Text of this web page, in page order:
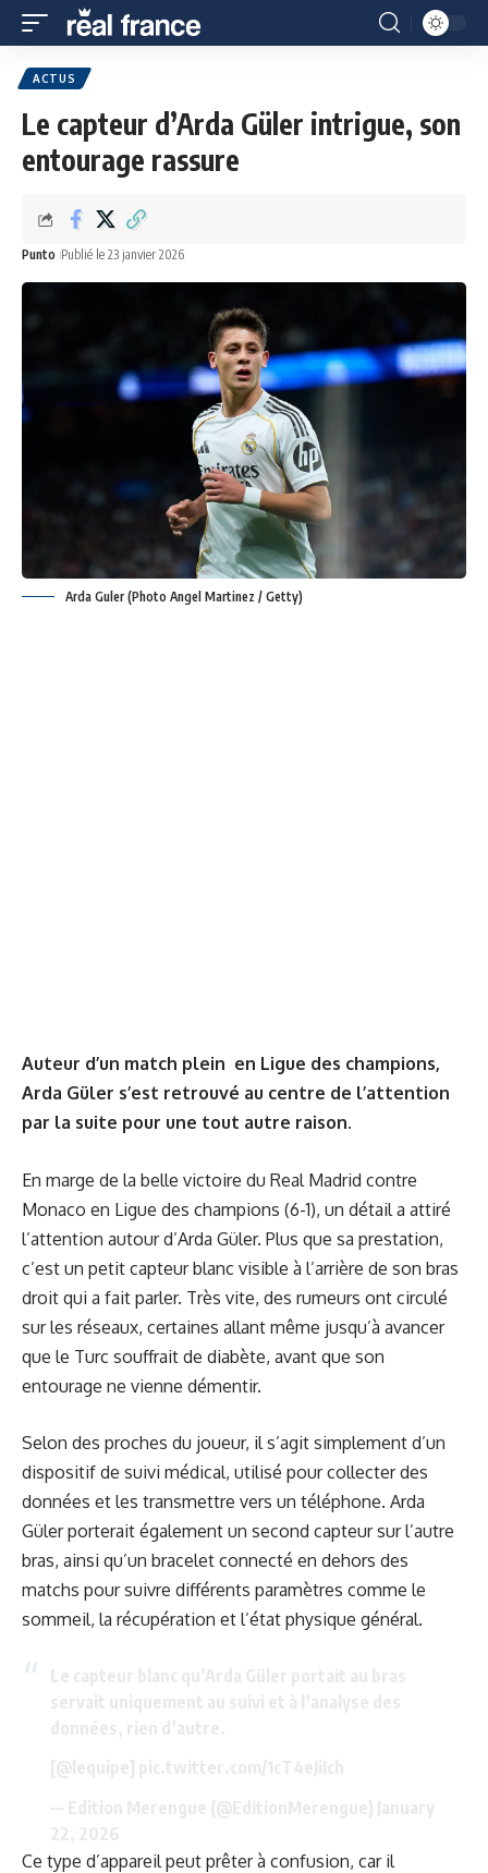
ACTUS
Le capteur d’Arda Güler intrigue, son
entourage rassure
Punto Publié le 23 janvier 2026
Arda Guler (Photo Angel Martinez / Getty)
Auteur d’un match plein en Ligue des champions,
Arda Güler s’est retrouvé au centre de l’attention
par la suite pour une tout autre raison.
En marge de la belle victoire du Real Madrid contre
Monaco en Ligue des champions (6-1), un détail a attiré
l’attention autour d’Arda Güler. Plus que sa prestation,
c’est un petit capteur blanc visible à l’arrière de son bras
droit qui a fait parler. Très vite, des rumeurs ont circulé
sur les réseaux, certaines allant même jusqu’à avancer
que le Turc souffrait de diabète, avant que son
entourage ne vienne démentir.
Selon des proches du joueur, il s’agit simplement d’un
dispositif de suivi médical, utilisé pour collecter des
données et les transmettre vers un téléphone. Arda
Güler porterait également un second capteur sur l’autre
bras, ainsi qu’un bracelet connecté en dehors des
matchs pour suivre différents paramètres comme le
sommeil, la récupération et l’état physique général.
Ce type d’appareil peut prêter à confusion, car il